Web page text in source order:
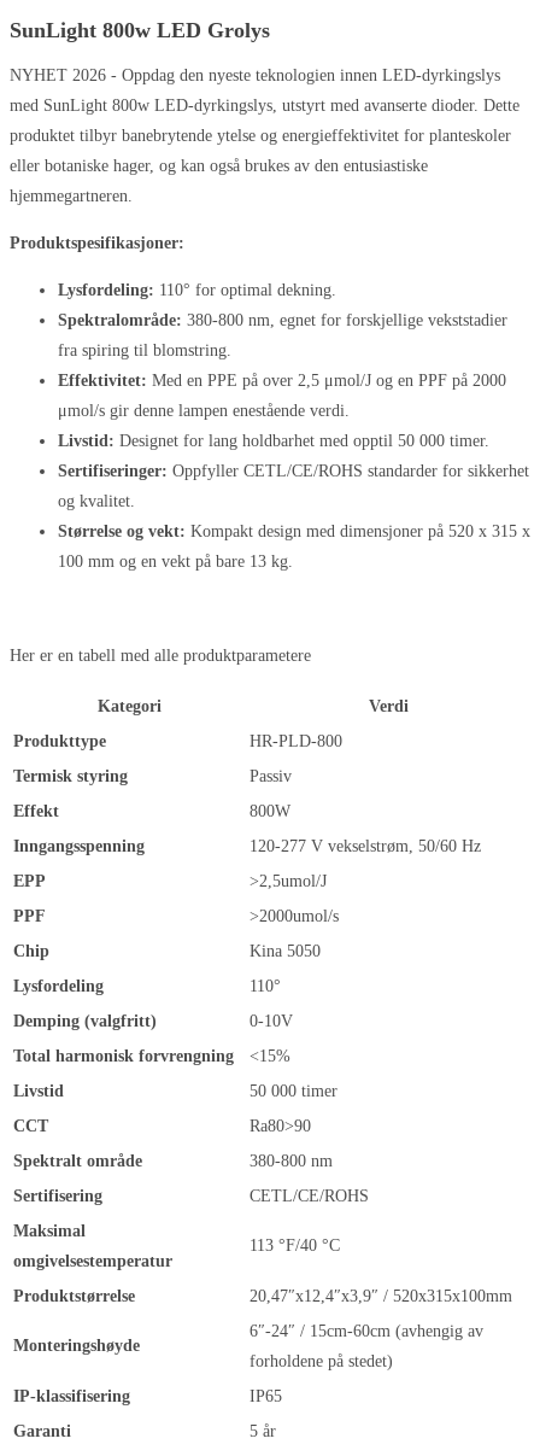
SunLight 800w LED Grolys
NYHET 2026 - Oppdag den nyeste teknologien innen LED-dyrkingslys
med SunLight 800w LED-dyrkingslys, utstyrt med avanserte dioder. Dette
produktet tilbyr banebrytende ytelse og energieffektivitet for planteskoler
eller botaniske hager, og kan også brukes av den entusiastiske
hjemmegartneren.
Produktspesifikasjoner:
Lysfordeling: 110° for optimal dekning.
Spektralområde: 380-800 nm, egnet for forskjellige vekststadier
fra spiring til blomstring.
Effektivitet: Med en PPE på over 2,5 μmol/J og en PPF på 2000
μmol/s gir denne lampen enestående verdi.
Livstid: Designet for lang holdbarhet med opptil 50 000 timer.
Sertifiseringer: Oppfyller CETL/CE/ROHS standarder for sikkerhet
og kvalitet.
Størrelse og vekt: Kompakt design med dimensjoner på 520 x 315 x
100 mm og en vekt på bare 13 kg.
Her er en tabell med alle produktparametere
Kategori
Verdi
Produkttype
HR-PLD-800
Termisk styring
Passiv
Effekt
800W
Inngangsspenning
120-277 V vekselstrøm, 50/60 Hz
EPP
>2,5umol/J
PPF
>2000umol/s
Chip
Kina 5050
Lysfordeling
110°
Demping (valgfritt)
0-10V
Total harmonisk forvrengning
<15%
Livstid
50 000 timer
CCT
Ra80>90
Spektralt område
380-800 nm
Sertifisering
CETL/CE/ROHS
Maksimal
omgivelsestemperatur
113 °F/40 °C
Produktstørrelse 20,47″x12,4″x3,9″ / 520x315x100mm
Monteringshøyde
6″-24″ / 15cm-60cm (avhengig av
forholdene på stedet)
IP-klassifisering
IP65
Garanti
5 år